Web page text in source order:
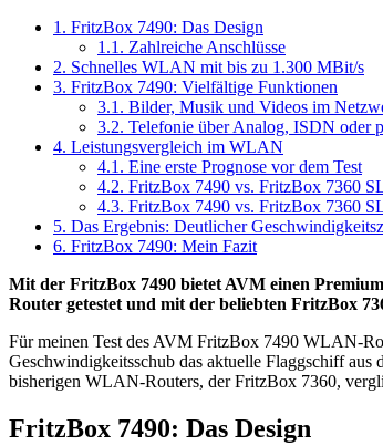
1. FritzBox 7490: Das Design
1.1. Zahlreiche Anschlüsse
2. Schnelles WLAN mit bis zu 1.300 MBit/s
3. FritzBox 7490: Vielfältige Funktionen
3.1. Bilder, Musik und Videos im
3.2. Telefonie über Analog, ISDN oder
4. Leistungsvergleich im WLAN
4.1. Eine erste Prognose vor dem Test
4.2. FritzBox 7490 vs. FritzBox 7360
4.3. FritzBox 7490 vs. FritzBox 7360
5. Das Ergebnis: Deutlicher
6. FritzBox 7490: Mein Fazit
Mit der FritzBox 7490 bietet AVM einen
Router getestet und mit der beliebten FritzBox
Für meinen Test des AVM FritzBox 7490 WLAN-
Geschwindigkeitsschub das aktuelle Flaggschiff aus
bisherigen WLAN-Routers, der FritzBox 7360,
FritzBox 7490: Das Design